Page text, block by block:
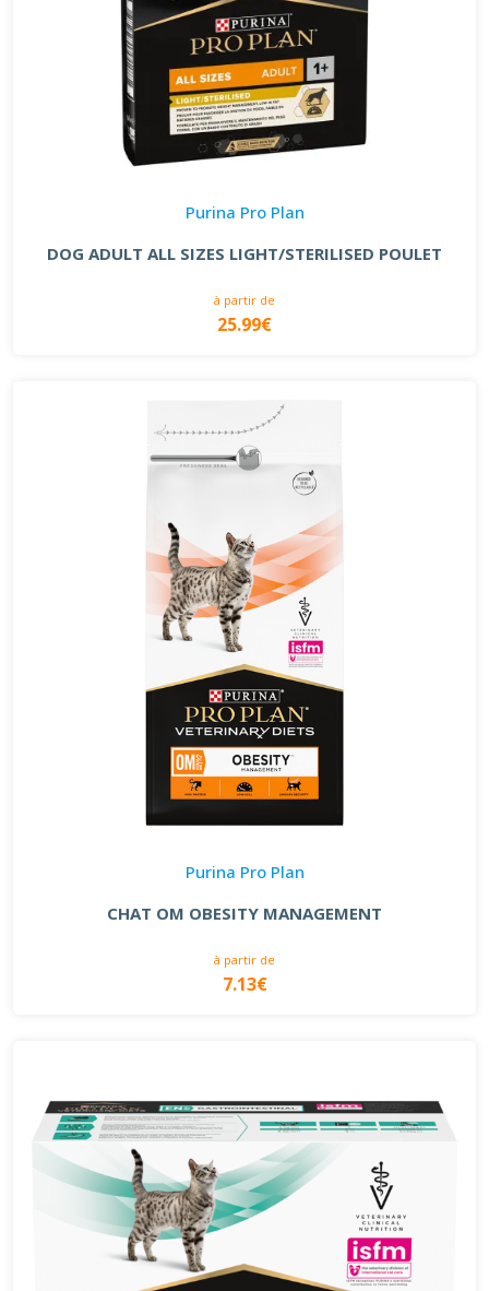
Purina Pro Plan
DOG ADULT ALL SIZES LIGHT/STERILISED POULET
à partir de
25.99€
Purina Pro Plan
CHAT OM OBESITY MANAGEMENT
à partir de
7.13€